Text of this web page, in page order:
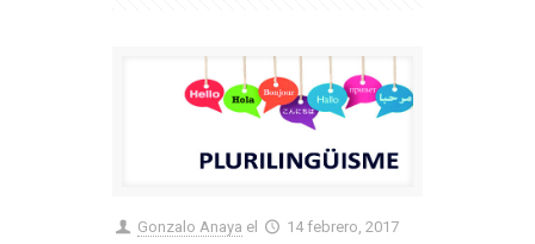
Gonzalo Anaya el 14 febrero, 2017